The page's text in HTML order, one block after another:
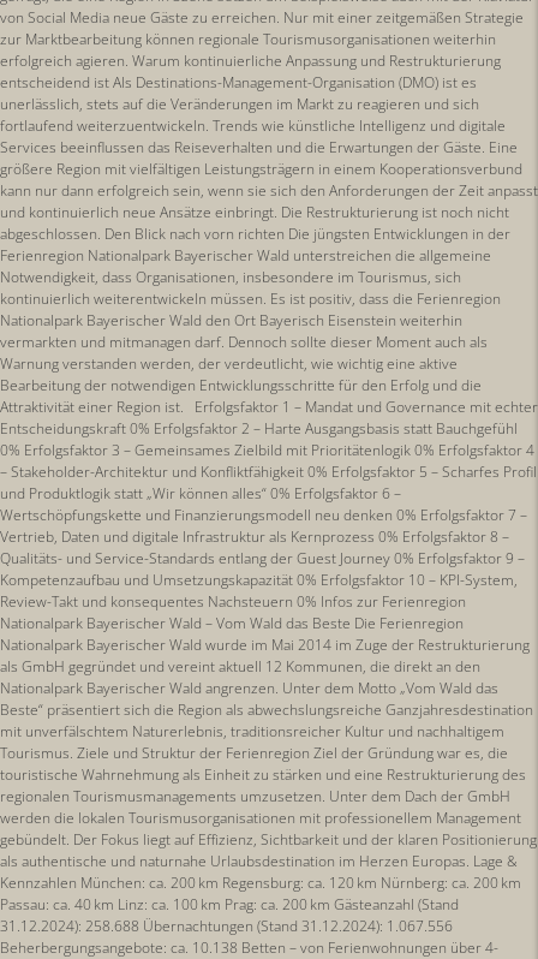
von Social Media neue Gäste zu erreichen. Nur mit einer zeitgemäßen Strategie
zur Marktbearbeitung können regionale Tourismusorganisationen weiterhin
erfolgreich agieren. Warum kontinuierliche Anpassung und Restrukturierung
entscheidend ist Als Destinations-Management-Organisation (DMO) ist es
unerlässlich, stets auf die Veränderungen im Markt zu reagieren und sich
fortlaufend weiterzuentwickeln. Trends wie künstliche Intelligenz und digitale
Services beeinflussen das Reiseverhalten und die Erwartungen der Gäste. Eine
größere Region mit vielfältigen Leistungsträgern in einem Kooperationsverbund
kann nur dann erfolgreich sein, wenn sie sich den Anforderungen der Zeit anpasst
und kontinuierlich neue Ansätze einbringt. Die Restrukturierung ist noch nicht
abgeschlossen. Den Blick nach vorn richten Die jüngsten Entwicklungen in der
Ferienregion Nationalpark Bayerischer Wald unterstreichen die allgemeine
Notwendigkeit, dass Organisationen, insbesondere im Tourismus, sich
kontinuierlich weiterentwickeln müssen. Es ist positiv, dass die Ferienregion
Nationalpark Bayerischer Wald den Ort Bayerisch Eisenstein weiterhin
vermarkten und mitmanagen darf. Dennoch sollte dieser Moment auch als
Warnung verstanden werden, der verdeutlicht, wie wichtig eine aktive
Bearbeitung der notwendigen Entwicklungsschritte für den Erfolg und die
Attraktivität einer Region ist. Erfolgsfaktor 1 – Mandat und Governance mit echter
Entscheidungskraft 0% Erfolgsfaktor 2 – Harte Ausgangsbasis statt Bauchgefühl
0% Erfolgsfaktor 3 – Gemeinsames Zielbild mit Prioritätenlogik 0% Erfolgsfaktor 4
– Stakeholder-Architektur und Konfliktfähigkeit 0% Erfolgsfaktor 5 – Scharfes Profil
und Produktlogik statt „Wir können alles“ 0% Erfolgsfaktor 6 –
Wertschöpfungskette und Finanzierungsmodell neu denken 0% Erfolgsfaktor 7 –
Vertrieb, Daten und digitale Infrastruktur als Kernprozess 0% Erfolgsfaktor 8 –
Qualitäts- und Service-Standards entlang der Guest Journey 0% Erfolgsfaktor 9 –
Kompetenzaufbau und Umsetzungskapazität 0% Erfolgsfaktor 10 – KPI-System,
Review-Takt und konsequentes Nachsteuern 0% Infos zur Ferienregion
Nationalpark Bayerischer Wald – Vom Wald das Beste Die Ferienregion
Nationalpark Bayerischer Wald wurde im Mai 2014 im Zuge der Restrukturierung
als GmbH gegründet und vereint aktuell 12 Kommunen, die direkt an den
Nationalpark Bayerischer Wald angrenzen. Unter dem Motto „Vom Wald das
Beste“ präsentiert sich die Region als abwechslungsreiche Ganzjahresdestination
mit unverfälschtem Naturerlebnis, traditionsreicher Kultur und nachhaltigem
Tourismus. Ziele und Struktur der Ferienregion Ziel der Gründung war es, die
touristische Wahrnehmung als Einheit zu stärken und eine Restrukturierung des
regionalen Tourismusmanagements umzusetzen. Unter dem Dach der GmbH
werden die lokalen Tourismusorganisationen mit professionellem Management
gebündelt. Der Fokus liegt auf Effizienz, Sichtbarkeit und der klaren Positionierung
als authentische und naturnahe Urlaubsdestination im Herzen Europas. Lage &
Kennzahlen München: ca. 200 km Regensburg: ca. 120 km Nürnberg: ca. 200 km
Passau: ca. 40 km Linz: ca. 100 km Prag: ca. 200 km Gästeanzahl (Stand
31.12.2024): 258.688 Übernachtungen (Stand 31.12.2024): 1.067.556
Beherbergungsangebote: ca. 10.138 Betten – von Ferienwohnungen über 4-